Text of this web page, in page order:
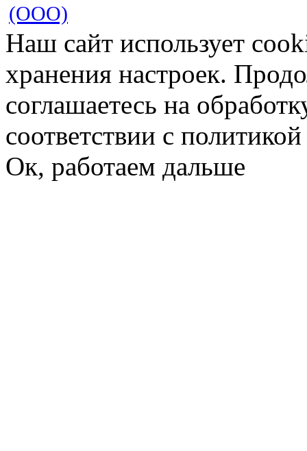
(ООО)
Наш сайт использует
хранения настроек.
соглашаетесь на
соответствии с
Ок, работаем дальше